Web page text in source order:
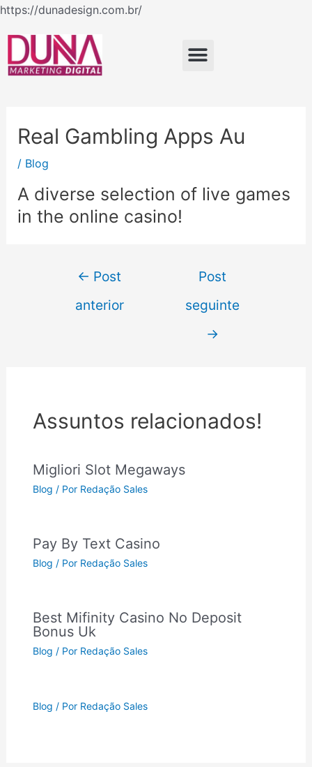
https://dunadesign.com.br/Ir
Menu
Real Gambling Apps Au
/ Blog
A diverse selection of live games
in the online casino!
de
Post
← Post
anterior
Post
seguinte
→
Assuntos relacionados!
Migliori Slot Megaways
Blog / Por Redação Sales
Pay By Text Casino
Blog / Por Redação Sales
Best Mifinity Casino No Deposit
Bonus Uk
Blog / Por Redação Sales
Blog / Por Redação Sales